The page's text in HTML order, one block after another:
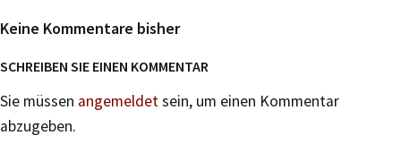
Keine Kommentare bisher
SCHREIBEN SIE EINEN KOMMENTAR
Sie müssen angemeldetsein, um einen Kommentar
abzugeben.